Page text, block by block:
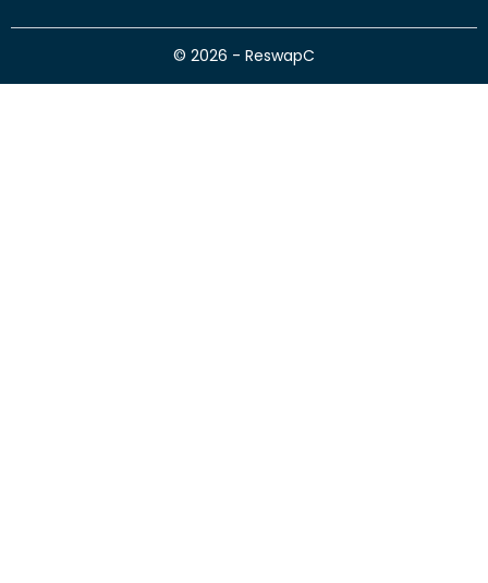
© 2026 - ReswapC